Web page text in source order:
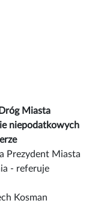
Miasta
niepodatkowych
Prezydent Miasta
- referuje
Kosman